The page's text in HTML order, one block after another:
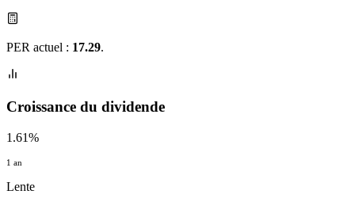
PER actuel : 17.29.
Croissance du dividende
1.61%
1 an
Lente